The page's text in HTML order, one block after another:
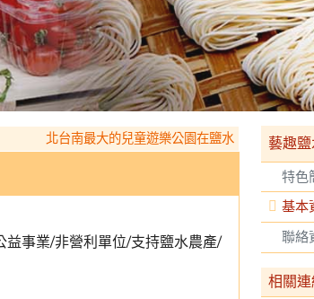
藝趣鹽
特色
基本
聯絡
相關
北台南最大的兒童遊樂公園在鹽水，設有月之高
事業/非營利單位/支持鹽水農產/